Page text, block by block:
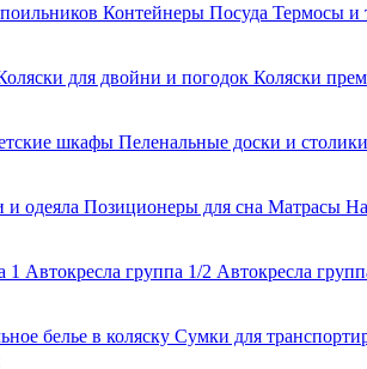
Контейнеры Посуда Термосы и
для двойни и погодок Коляски
шкафы Пеленальные доски и столики
и одеяла Позиционеры для сна Матрасы
1 Автокресла группа 1/2 Автокресла
белье в коляску Сумки для